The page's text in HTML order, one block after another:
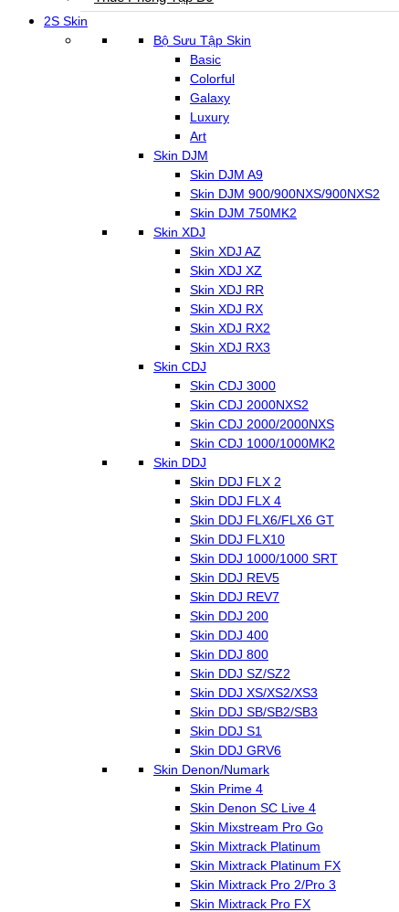
2S Skin
Bộ Sưu Tập Skin
Basic
Colorful
Galaxy
Luxury
Art
Skin DJM
Skin DJM A9
Skin DJM 900/900NXS/900NXS2
Skin DJM 750MK2
Skin XDJ
Skin XDJ AZ
Skin XDJ XZ
Skin XDJ RR
Skin XDJ RX
Skin XDJ RX2
Skin XDJ RX3
Skin CDJ
Skin CDJ 3000
Skin CDJ 2000NXS2
Skin CDJ 2000/2000NXS
Skin CDJ 1000/1000MK2
Skin DDJ
Skin DDJ FLX 2
Skin DDJ FLX 4
Skin DDJ FLX6/FLX6 GT
Skin DDJ FLX10
Skin DDJ 1000/1000 SRT
Skin DDJ REV5
Skin DDJ REV7
Skin DDJ 200
Skin DDJ 400
Skin DDJ 800
Skin DDJ SZ/SZ2
Skin DDJ XS/XS2/XS3
Skin DDJ SB/SB2/SB3
Skin DDJ S1
Skin DDJ GRV6
Skin Denon/Numark
Skin Prime 4
Skin Denon SC Live 4
Skin Mixstream Pro Go
Skin Mixtrack Platinum
Skin Mixtrack Platinum FX
Skin Mixtrack Pro 2/Pro 3
Skin Mixtrack Pro FX